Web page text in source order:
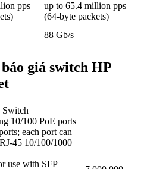
pps
up to 65.4 million pps
(64-byte packets)
88 Gb/s
giá switch HP
Switch
10/100 PoE ports
each port can
45 10/100/1000
use with SFP